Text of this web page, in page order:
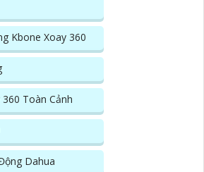
Kbone Xoay 360
Toàn Cảnh
Dahua